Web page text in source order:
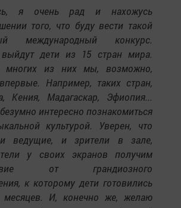
я очень рад и нахожусь
того, что буду вести такой
международный конкурс.
дети из 15 стран мира.
из них мы, возможно,
Например, таких стран,
Кения, Мадагаскар, Эфиопия...
интересно познакомиться
культурой. Уверен, что
ведущие, и зрители в зале,
у своих экранов получим
от грандиозного
к которому дети готовились
месяцев. И, конечно же, желаю